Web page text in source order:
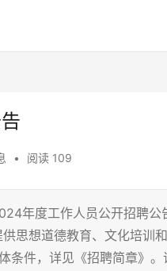
• 阅读 109
年度工作人员公开招聘公
思想道德教育、文化培训
条件，详见《招聘简章》